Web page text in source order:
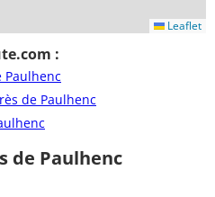
Leaflet
:
Paulhenc
de Paulhenc
de Paulhenc